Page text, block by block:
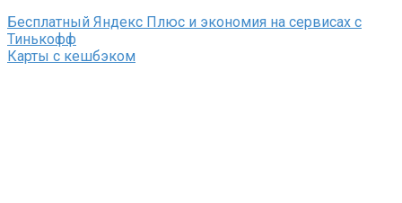
Бесплатный Яндекс Плюс и экономия на сервисах с
Тинькофф
Карты с кешбэком